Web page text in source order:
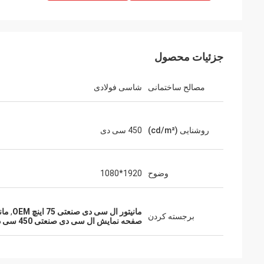
فرانسوا
طراحی خوب ، صفحه نمایش مسطح چشمگیر ،
جزئیات محصول
مصالح ساختمانی شاسی فولادی
روشنایی (cd/m²) 450 سی دی
وضوح 1920*1080
برجسته کردن مانیتور ال سی دی صنعتی 75 اینچ OEM ,
صفحه نمایش ال سی دی صنعتی 450 سی دی